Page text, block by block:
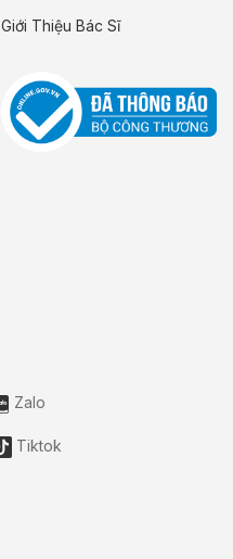
Giới Thiệu Bác Sĩ
Zalo
Tiktok